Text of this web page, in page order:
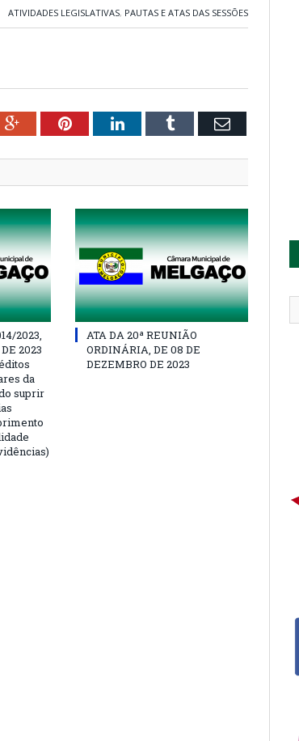
ATIVIDADES LEGISLATIVAS, PAUTAS E ATAS DAS SESSÕES
Google+PinterestLinkedInTumblr Email
2023,
2023
da
suprir
ATA DA 20ª REUNIÃO
ORDINÁRIA, DE 08 DE
DEZEMBRO DE 2023